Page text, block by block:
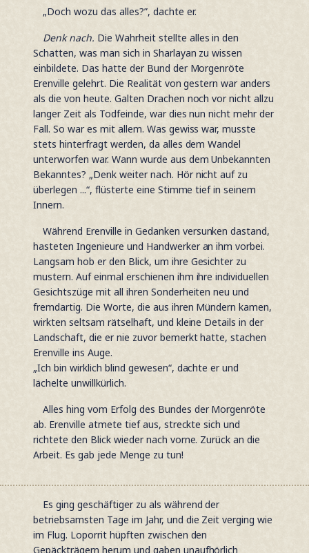
„Doch wozu das alles?”, dachte er.
Denk nach. Die Wahrheit stellte alles in den
Schatten, was man sich in Sharlayan zu wissen
einbildete. Das hatte der Bund der Morgenröte
Erenville gelehrt. Die Realität von gestern war anders
als die von heute. Galten Drachen noch vor nicht allzu
langer Zeit als Todfeinde, war dies nun nicht mehr der
Fall. So war es mit allem. Was gewiss war, musste
stets hinterfragt werden, da alles dem Wandel
unterworfen war. Wann wurde aus dem Unbekannten
Bekanntes? „Denk weiter nach. Hör nicht auf zu
überlegen ...“, flüsterte eine Stimme tief in seinem
Innern.
Während Erenville in Gedanken versunken dastand,
hasteten Ingenieure und Handwerker an ihm vorbei.
Langsam hob er den Blick, um ihre Gesichter zu
mustern. Auf einmal erschienen ihm ihre individuellen
Gesichtszüge mit all ihren Sonderheiten neu und
fremdartig. Die Worte, die aus ihren Mündern kamen,
wirkten seltsam rätselhaft, und kleine Details in der
Landschaft, die er nie zuvor bemerkt hatte, stachen
Erenville ins Auge.
„Ich bin wirklich blind gewesen“, dachte er und
lächelte unwillkürlich.
Alles hing vom Erfolg des Bundes der Morgenröte
ab. Erenville atmete tief aus, streckte sich und
richtete den Blick wieder nach vorne. Zurück an die
Arbeit. Es gab jede Menge zu tun!
Es ging geschäftiger zu als während der
betriebsamsten Tage im Jahr, und die Zeit verging wie
im Flug. Loporrit hüpften zwischen den
Gepäckträgern herum und gaben unaufhörlich